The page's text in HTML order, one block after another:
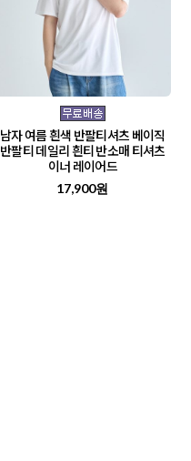
남자 여름 흰색 반팔티셔츠 베이직
반팔티 데일리 흰티 반소매 티셔츠
이너 레이어드
17,900원